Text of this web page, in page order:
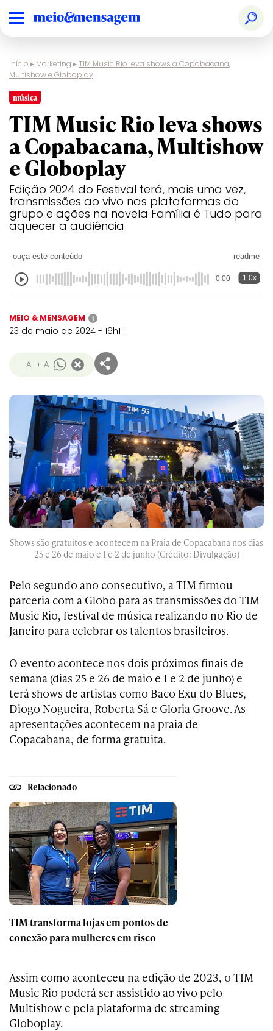
Início ▸ Marketing ▸ TIM Music Rio leva shows a Copabacana,
Multishow e Globoplay
música
TIM Music Rio leva shows
a Copabacana, Multishow
e Globoplay
Edição 2024 do Festival terá, mais uma vez,
transmissões ao vivo nas plataformas do
grupo e ações na novela Família é Tudo para
aquecer a audiência
ouça este conteúdo readme
0:00 1.0x
MEIO & MENSAGEM i
23 de maio de 2024 - 16h11
- A + A
Shows são gratuitos e acontecem na Praia de Copacabana nos dias
25 e 26 de maio e 1 e 2 de junho (Crédito: Divulgação)
Pelo segundo ano consecutivo, a TIM firmou
parceria com a Globo para as transmissões do TIM
Music Rio, festival de música realizando no Rio de
Janeiro para celebrar os talentos brasileiros.
O evento acontece nos dois próximos finais de
semana (dias 25 e 26 de maio e 1 e 2 de junho) e
terá shows de artistas como Baco Exu do Blues,
Diogo Nogueira, Roberta Sá e Gloria Groove. As
apresentações acontecem na praia de
Copacabana, de forma gratuita.
Relacionado
TIM transforma lojas em pontos de
conexão para mulheres em risco
Assim como aconteceu na edição de 2023, o TIM
Music Rio poderá ser assistido ao vivo pelo
Multishow e pela plataforma de streaming
Globoplay.